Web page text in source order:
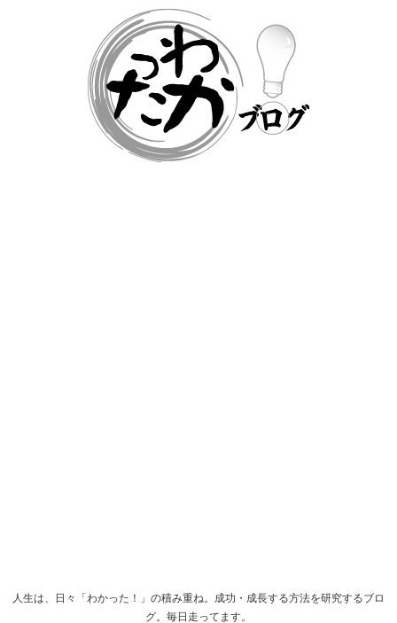
人生は、日々「わかった！」の積み重ね。成功・成長する方法を研究するブロ
グ。毎日走ってます。